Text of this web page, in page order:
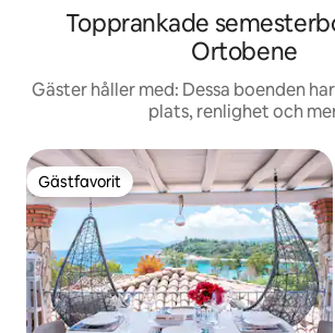
Topprankade
Ortobene
Gäster håller med: Dessa boenden
plats, renlighet och
Gästfavorit
Gästfavorit